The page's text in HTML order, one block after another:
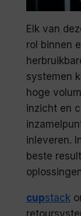
Elk van
rol binnen
systemen
hoge
inzicht en
inleveren.
beste
cupstack